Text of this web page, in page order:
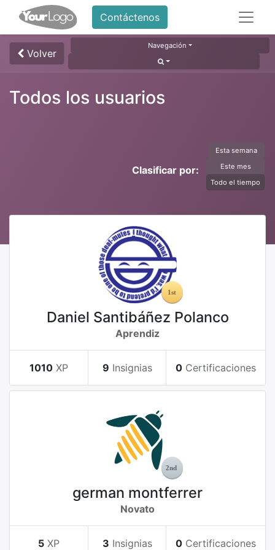
Contáctenos
Volver
Navegación
Todos los usuarios
Clasificar por:
Esta semana
Este mes
Todo el tiempo
Daniel Santibáñez Polanco
Aprendiz
1010 XP 9 Insignias 0 Certificaciones
german montferrer
Novato
5 XP 3 Insignias 0 Certificaciones